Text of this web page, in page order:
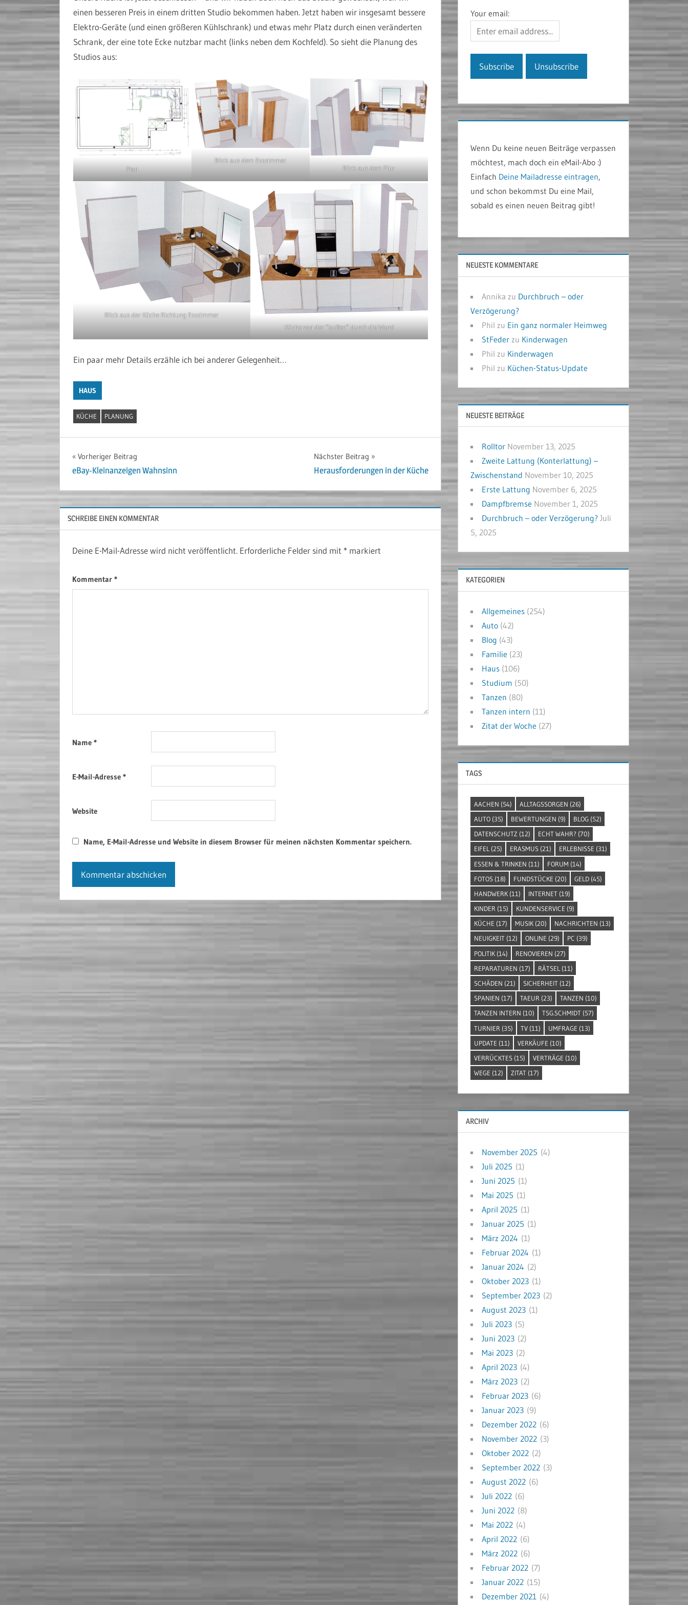
einen besseren Preis in einem dritten Studio bekommen haben. Jetzt haben wir insgesamt bessere
Elektro-Geräte (und einen größeren Kühlschrank) und etwas mehr Platz durch einen veränderten
Schrank, der eine tote Ecke nutzbar macht (links neben dem Kochfeld). So sieht die Planung des
Studios aus:
Plan
Blick aus dem Esszimmer
Blick aus dem Flur
Blick aus der Küche Richtung Esszimmer
Küche von der “außen” durch die Wand
Ein paar mehr Details erzähle ich bei anderer Gelegenheit…
HAUS
KÜCHE PLANUNG
Beitragsnavigation
Vorheriger Beitrag
eBay-Kleinanzeigen Wahnsinn
Nächster Beitrag
Herausforderungen in der Küche
SCHREIBE EINEN KOMMENTAR
Deine E-Mail-Adresse wird nicht veröffentlicht. Erforderliche Felder sind mit * markiert
Kommentar *
Name *
E-Mail-Adresse *
Website
Name, E-Mail-Adresse und Website in diesem Browser für meinen nächsten Kommentar speichern.
Your email:
Wenn Du keine neuen Beiträge verpassen
möchtest, mach doch ein eMail-Abo :)
Einfach Deine Mailadresse eintragen,
und schon bekommst Du eine Mail,
sobald es einen neuen Beitrag gibt!
NEUESTE KOMMENTARE
Annika zu Durchbruch – oder
Verzögerung?
Phil zu Ein ganz normaler Heimweg
StFeder zu Kinderwagen
Phil zu Kinderwagen
Phil zu Küchen-Status-Update
NEUESTE BEITRÄGE
Rolltor November 13, 2025
Zweite Lattung (Konterlattung) –
Zwischenstand November 10, 2025
Erste Lattung November 6, 2025
Dampfbremse November 1, 2025
Durchbruch – oder Verzögerung? Juli
5, 2025
KATEGORIEN
Allgemeines (254)
Auto (42)
Blog (43)
Familie (23)
Haus (106)
Studium (50)
Tanzen (80)
Tanzen intern (11)
Zitat der Woche (27)
TAGS
AACHEN (54) ALLTAGSSORGEN (26)
AUTO(35) BEWERTUNGEN (9) BLOG(52)
DATENSCHUTZ (12) ECHT WAHR? (70)
EIFEL(25) ERASMUS(21) ERLEBNISSE (31)
ESSEN & TRINKEN (11) FORUM (14)
FOTOS(18) FUNDSTÜCKE (20) GELD(45)
HANDWERK(11) INTERNET(19)
KINDER (15) KUNDENSERVICE (9)
KÜCHE (17) MUSIK(20) NACHRICHTEN (13)
NEUIGKEIT(12) ONLINE (29) PC (39)
POLITIK(14) RENOVIEREN (27)
REPARATUREN (17) RÄTSEL (11)
SCHÄDEN (21) SICHERHEIT(12)
SPANIEN (17) TAEUR(23) TANZEN (10)
TANZEN INTERN (10) TSG.SCHMIDT(57)
TURNIER (35) TV(11) UMFRAGE (13)
UPDATE (11) VERKÄUFE (10)
VERRÜCKTES(15) VERTRÄGE (10)
WEGE (12) ZITAT(17)
ARCHIV
November 2025 (4)
Juli 2025 (1)
Juni 2025 (1)
Mai 2025 (1)
April 2025 (1)
Januar 2025 (1)
März 2024 (1)
Februar 2024 (1)
Januar 2024 (2)
Oktober 2023 (1)
September 2023 (2)
August 2023 (1)
Juli 2023 (5)
Juni 2023 (2)
Mai 2023 (2)
April 2023 (4)
März 2023 (2)
Februar 2023 (6)
Januar 2023 (9)
Dezember 2022 (6)
November 2022 (3)
Oktober 2022 (2)
September 2022 (3)
August 2022 (6)
Juli 2022 (6)
Juni 2022 (8)
Mai 2022 (4)
April 2022 (6)
März 2022 (6)
Februar 2022 (7)
Januar 2022 (15)
Dezember 2021 (4)